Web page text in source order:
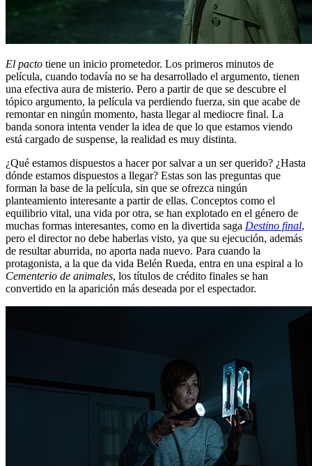
El pacto tiene un inicio prometedor. Los primeros minutos de
película, cuando todavía no se ha desarrollado el argumento, tienen
una efectiva aura de misterio. Pero a partir de que se descubre el
tópico argumento, la película va perdiendo fuerza, sin que acabe de
remontar en ningún momento, hasta llegar al mediocre final. La
banda sonora intenta vender la idea de que lo que estamos viendo
está cargado de suspense, la realidad es muy distinta.
¿Qué estamos dispuestos a hacer por salvar a un ser querido? ¿Hasta
dónde estamos dispuestos a llegar? Estas son las preguntas que
forman la base de la película, sin que se ofrezca ningún
planteamiento interesante a partir de ellas. Conceptos como el
equilibrio vital, una vida por otra, se han explotado en el género de
muchas formas interesantes, como en la divertida saga Destino final,
pero el director no debe haberlas visto, ya que su ejecución, además
de resultar aburrida, no aporta nada nuevo. Para cuando la
protagonista, a la que da vida Belén Rueda, entra en una espiral a lo
Cementerio de animales, los títulos de crédito finales se han
convertido en la aparición más deseada por el espectador.